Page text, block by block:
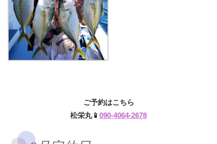
ご予約はこちら
松栄丸📱 090-4064-2678